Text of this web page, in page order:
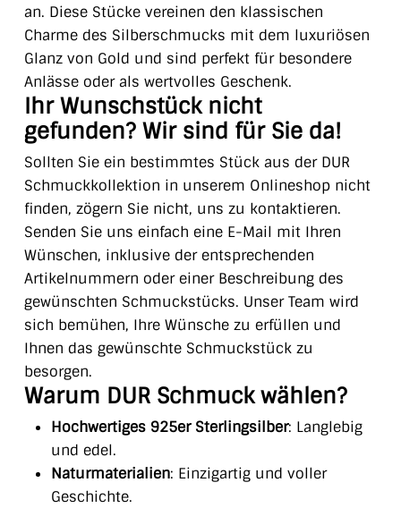
an. Diese Stücke vereinen den klassischen
Charme des Silberschmucks mit dem luxuriösen
Glanz von Gold und sind perfekt für besondere
Anlässe oder als wertvolles Geschenk.
Ihr Wunschstück nicht
gefunden? Wir sind für Sie da!
Sollten Sie ein bestimmtes Stück aus der DUR
Schmuckkollektion in unserem Onlineshop nicht
finden, zögern Sie nicht, uns zu kontaktieren.
Senden Sie uns einfach eine E-Mail mit Ihren
Wünschen, inklusive der entsprechenden
Artikelnummern oder einer Beschreibung des
gewünschten Schmuckstücks. Unser Team wird
sich bemühen, Ihre Wünsche zu erfüllen und
Ihnen das gewünschte Schmuckstück zu
besorgen.
Warum DUR Schmuck wählen?
Hochwertiges 925er Sterlingsilber: Langlebig
und edel.
Naturmaterialien: Einzigartig und voller
Geschichte.